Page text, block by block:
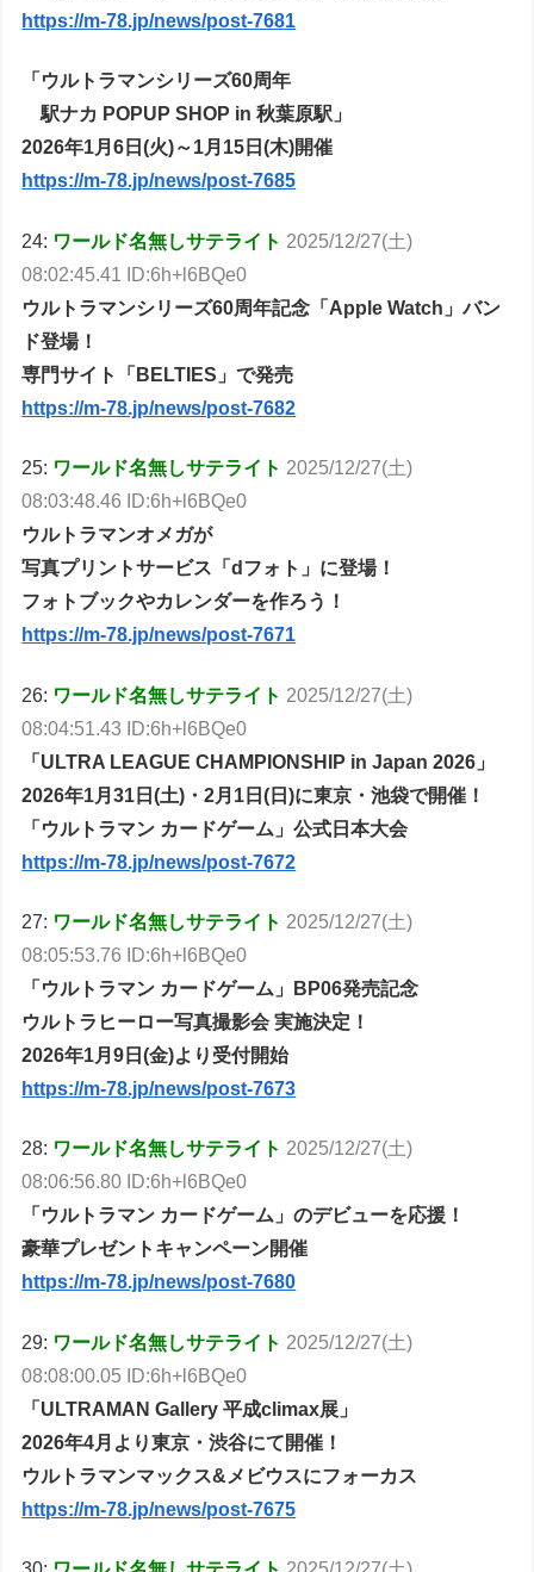
https://m-78.jp/news/post-7681
「ウルトラマンシリーズ60周年
駅ナカ POPUP SHOP in 秋葉原駅」
2026年1月6日(火)～1月15日(木)開催
https://m-78.jp/news/post-7685
24: ワールド名無しサテライト 2025/12/27(土)
08:02:45.41 ID:6h+l6BQe0
ウルトラマンシリーズ60周年記念「Apple Watch」バン
ド登場！
専門サイト「BELTIES」で発売
https://m-78.jp/news/post-7682
25: ワールド名無しサテライト 2025/12/27(土)
08:03:48.46 ID:6h+l6BQe0
ウルトラマンオメガが
写真プリントサービス「dフォト」に登場！
フォトブックやカレンダーを作ろう！
https://m-78.jp/news/post-7671
26: ワールド名無しサテライト 2025/12/27(土)
08:04:51.43 ID:6h+l6BQe0
「ULTRA LEAGUE CHAMPIONSHIP in Japan 2026」
2026年1月31日(土)・2月1日(日)に東京・池袋で開催！
「ウルトラマン カードゲーム」公式日本大会
https://m-78.jp/news/post-7672
27: ワールド名無しサテライト 2025/12/27(土)
08:05:53.76 ID:6h+l6BQe0
「ウルトラマン カードゲーム」BP06発売記念
ウルトラヒーロー写真撮影会 実施決定！
2026年1月9日(金)より受付開始
https://m-78.jp/news/post-7673
28: ワールド名無しサテライト 2025/12/27(土)
08:06:56.80 ID:6h+l6BQe0
「ウルトラマン カードゲーム」のデビューを応援！
豪華プレゼントキャンペーン開催
https://m-78.jp/news/post-7680
29: ワールド名無しサテライト 2025/12/27(土)
08:08:00.05 ID:6h+l6BQe0
「ULTRAMAN Gallery 平成climax展」
2026年4月より東京・渋谷にて開催！
ウルトラマンマックス&メビウスにフォーカス
https://m-78.jp/news/post-7675